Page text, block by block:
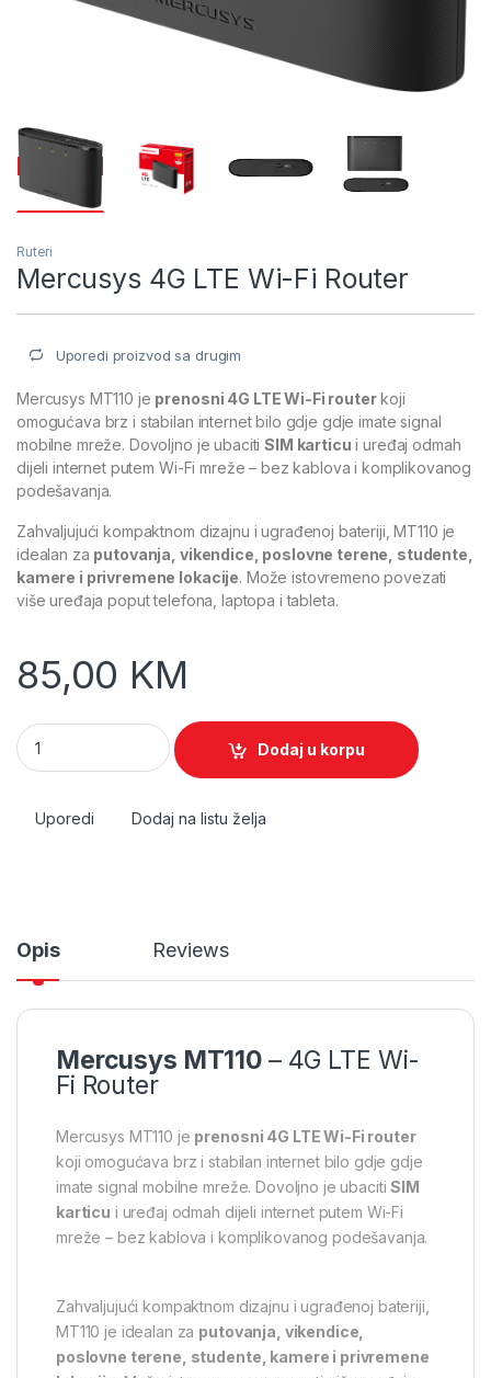
Ruteri
Mercusys 4G LTE Wi-Fi Router
Uporedi proizvod sa drugim
Mercusys MT110 je prenosni 4G LTE Wi-Fi routerkoji
omogućava brz i stabilan internet bilo gdje gdje imate signal
mobilne mreže. Dovoljno je ubacitiSIM karticu i uređaj odmah
dijeli internet putem Wi-Fi mreže – bez kablova i komplikovanog
podešavanja.
Zahvaljujući kompaktnom dizajnu i ugrađenoj bateriji, MT110 je
idealan za putovanja, vikendice, poslovne terene, studente,
kamere i privremene lokacije. Može istovremeno povezati
više uređaja poput telefona, laptopa i tableta.
85,00 KM
Mercusys 4G LTE Wi-Fi Router quantity
Dodaj u korpu
Uporedi Dodaj na listu želja
Opis Reviews
Mercusys MT110 – 4G LTE Wi-
Fi Router
Mercusys MT110 je prenosni 4G LTE Wi-Fi router
koji omogućava brz i stabilan internet bilo gdje gdje
imate signal mobilne mreže. Dovoljno je ubacitiSIM
karticu i uređaj odmah dijeli internet putem Wi-Fi
mreže – bez kablova i komplikovanog podešavanja.
Zahvaljujući kompaktnom dizajnu i ugrađenoj bateriji,
MT110 je idealan za putovanja, vikendice,
poslovne terene, studente, kamere i privremene